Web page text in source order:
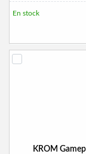
En stock
KROM